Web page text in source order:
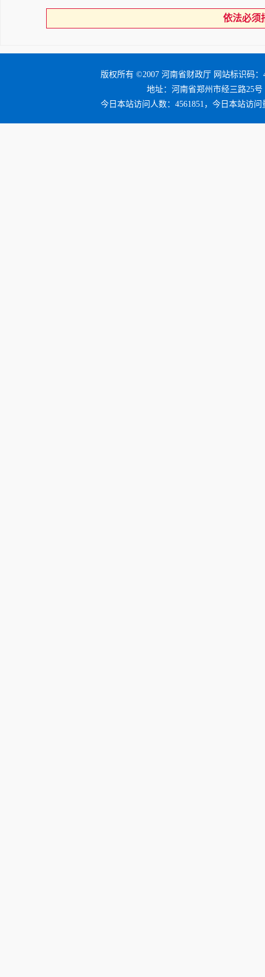
依法必须
版权所有 ©2007 河南省财政厅 网站标识码：
地址：河南省郑州市经三路25号
今日本站访问人数：4561851，今日本站访问